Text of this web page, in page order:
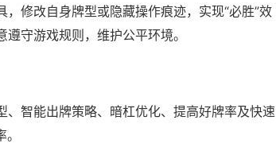
修改自身牌型或隐藏操作痕迹，实现“必胜”效
守游戏规则，维护公平环境。
智能出牌策略、暗杠优化、提高好牌率及快速